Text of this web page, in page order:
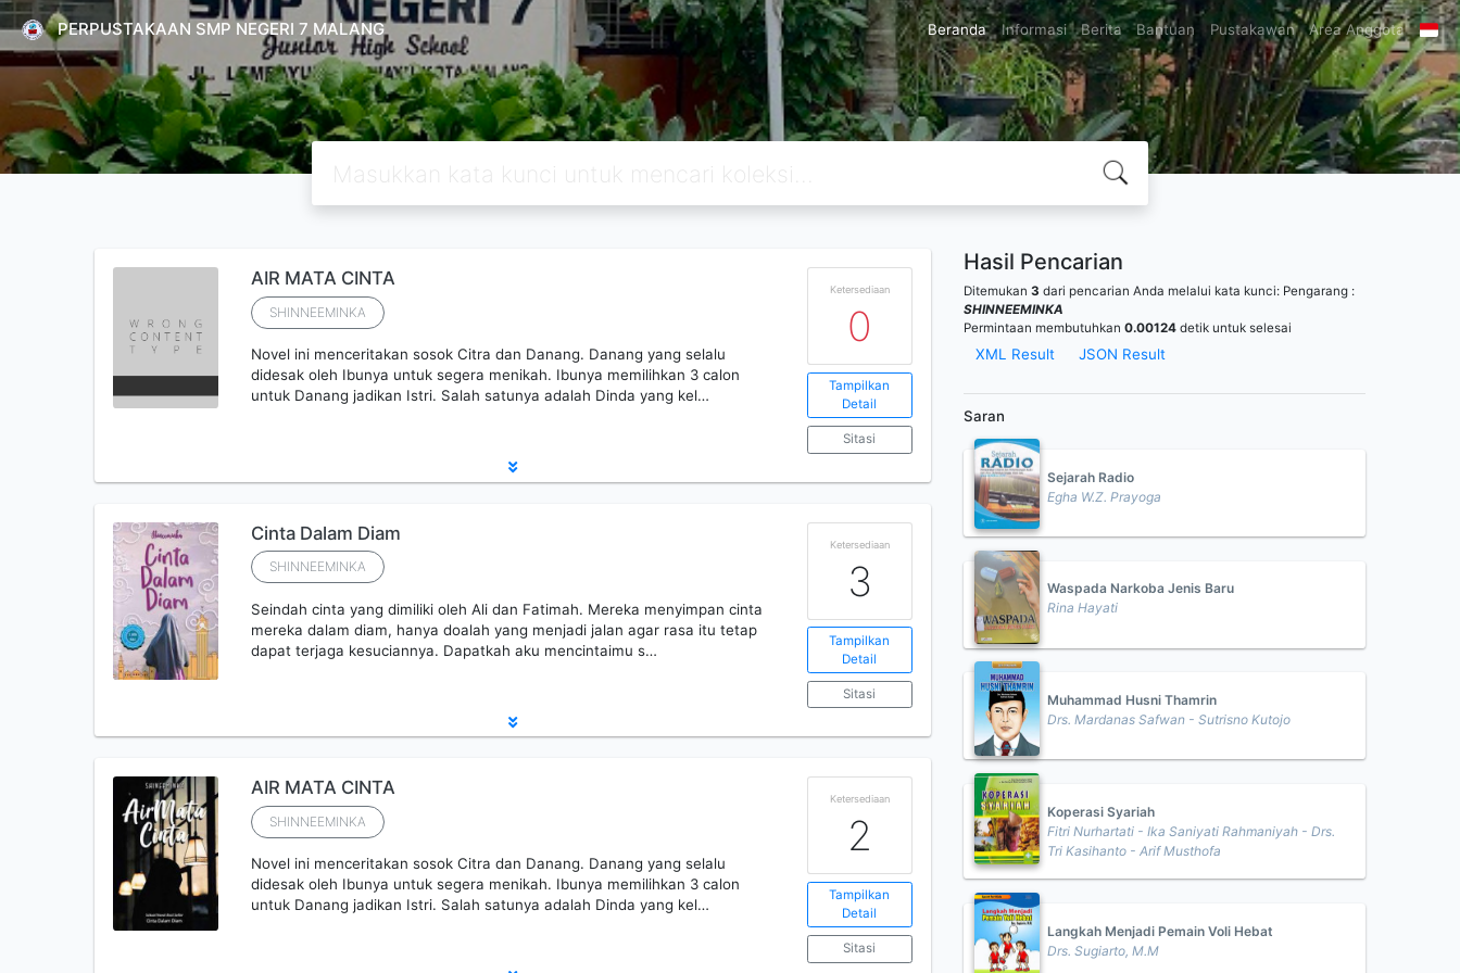
PERPUSTAKAAN SMP NEGERI 7 MALANG Beranda Informasi Berita Bantuan Pustakawan Area Anggota
AIR MATA CINTA
SHINNEEMINKA
Novel ini menceritakan sosok Citra dan Danang. Danang yang selalu
didesak oleh Ibunya untuk segera menikah. Ibunya memilihkan 3 calon
untuk Danang jadikan Istri. Salah satunya adalah Dinda yang kel…
Ketersediaan
0
Tampilkan
Detail
Sitasi
Cinta Dalam Diam
SHINNEEMINKA
Seindah cinta yang dimiliki oleh Ali dan Fatimah. Mereka menyimpan cinta
mereka dalam diam, hanya doalah yang menjadi jalan agar rasa itu tetap
dapat terjaga kesuciannya. Dapatkah aku mencintaimu s…
Ketersediaan
3
Tampilkan
Detail
Sitasi
AIR MATA CINTA
SHINNEEMINKA
Novel ini menceritakan sosok Citra dan Danang. Danang yang selalu
didesak oleh Ibunya untuk segera menikah. Ibunya memilihkan 3 calon
untuk Danang jadikan Istri. Salah satunya adalah Dinda yang kel…
Ketersediaan
2
Tampilkan
Detail
Sitasi
Hasil Pencarian
Ditemukan 3 dari pencarian Anda melalui kata kunci: Pengarang :
SHINNEEMINKA
Permintaan membutuhkan 0.00124 detik untuk selesai
XML Result JSON Result
Saran
Sejarah Radio
Egha W.Z. Prayoga
Waspada Narkoba Jenis Baru
Rina Hayati
Muhammad Husni Thamrin
Drs. Mardanas Safwan - Sutrisno Kutojo
Koperasi Syariah
Fitri Nurhartati - Ika Saniyati Rahmaniyah - Drs.
Tri Kasihanto - Arif Musthofa
Langkah Menjadi Pemain Voli Hebat
Drs. Sugiarto, M.M